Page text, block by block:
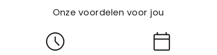
Onze voordelen voor jou